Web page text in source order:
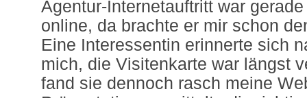
Agentur-Internetauftritt war
online, da brachte er mir schon
Eine Interessentin erinnerte sich
mich, die Visitenkarte war längst
fand sie dennoch rasch meine